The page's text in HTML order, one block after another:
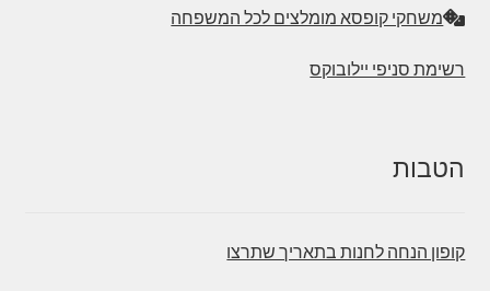
משחקי קופסא מומלצים לכל המשפחה
רשימת סניפי יילובוקס
הטבות
קופון הנחה לחנות בתאריך שתרצו